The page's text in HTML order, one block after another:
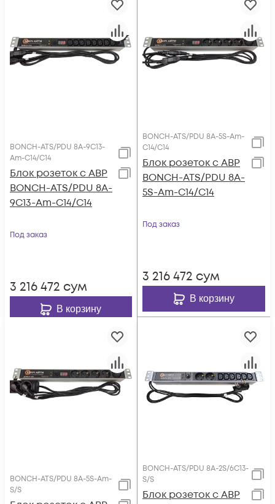
BONCH-ATS/PDU 8A-9C13-
Am-C14/C14
Блок розеток с АВР
BONCH-ATS/PDU 8A-
9C13-Am-C14/C14
Под заказ
3 216 472 сум
В корзину
BONCH-ATS/PDU 8A-5S-Am-
C14/C14
Блок розеток с АВР
BONCH-ATS/PDU 8A-
5S-Am-C14/C14
Под заказ
3 216 472 сум
В корзину
BONCH-ATS/PDU 8A-5S-Am-
S/S
BONCH-ATS/PDU 8A-2S/6C13-
S/S
Блок розеток с АВР